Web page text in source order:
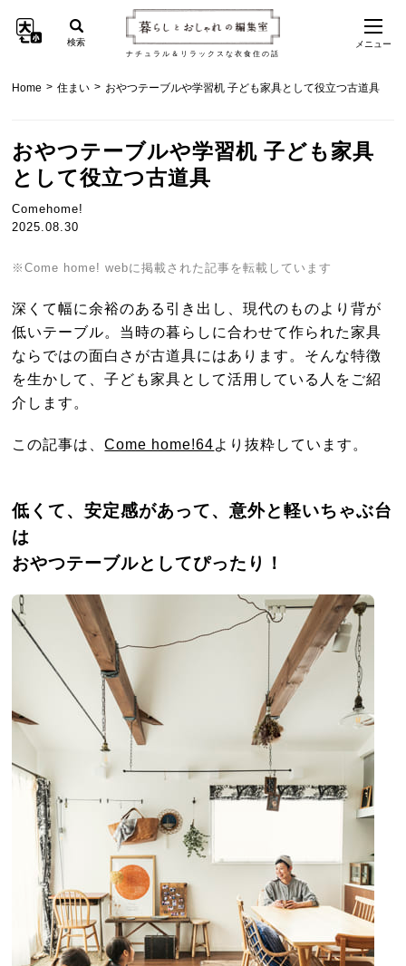
ナチュラル＆リラックスな衣食住の話
検索 メニュー
Home > 住まい > おやつテーブルや学習机 子ども家具として役立つ古道具
おやつテーブルや学習机 子ども家具
として役立つ古道具
Comehome!
2025.08.30
※Come home! webに掲載された記事を転載しています
深くて幅に余裕のある引き出し、現代のものより背が
低いテーブル。当時の暮らしに合わせて作られた家具
ならではの面白さが古道具にはあります。そんな特徴
を生かして、子ども家具として活用している人をご紹
介します。
この記事は、Come home!64より抜粋しています。
低くて、安定感があって、意外と軽いちゃぶ台
は
おやつテーブルとしてぴったり！